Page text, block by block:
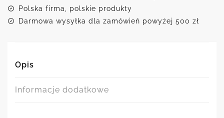
Polska firma, polskie produkty
Darmowa wysyłka dla zamówień powyżej 500 zł
Opis
Informacje dodatkowe